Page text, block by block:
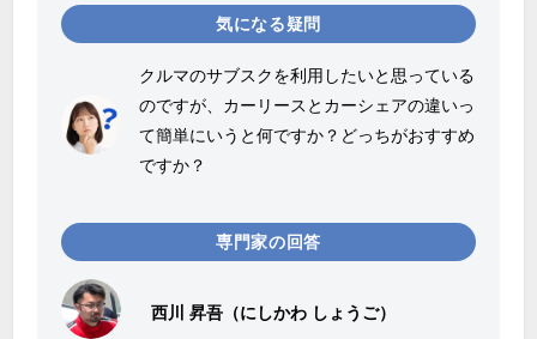
気になる疑問
クルマのサブスクを利用したいと思っている
のですが、カーリースとカーシェアの違いっ
て簡単にいうと何ですか？どっちがおすすめ
ですか？
専門家の回答
西川 昇吾（にしかわ しょうご）